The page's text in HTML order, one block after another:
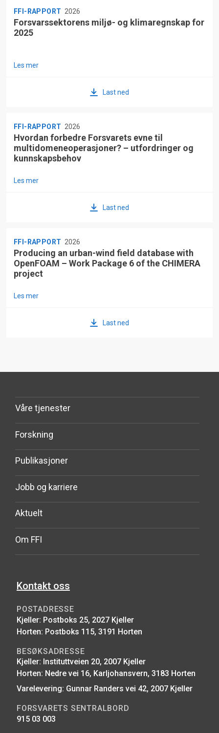
FFI-RAPPORT 2026
Forsvarssektorens miljø- og klimaregnskap for
2025
Les mer
Last ned
FFI-RAPPORT 2026
Hvordan forbedre Forsvarets evne til
multidomeneoperasjoner? – utfordringer og
kunnskapsbehov
Les mer
Last ned
FFI-RAPPORT 2026
Producing an urban-wind field database with
OpenFOAM – Work Package 6 of the CHIMERA
project
Les mer
Last ned
Våre tjenester
Forskning
Publikasjoner
Jobb og karriere
Aktuelt
Om FFI
Kontakt oss
POSTADRESSE
Kjeller: Postboks 25, 2027 Kjeller
Horten: Postboks 115, 3191 Horten
BESØKSADRESSE
Kjeller: Instituttveien 20, 2007 Kjeller
Horten: Nedre vei 16, Karljohansvern, 3183 Horten
Varelevering: Gunnar Randers vei 42, 2007 Kjeller
FORSVARETS SENTRALBORD
915 03 003